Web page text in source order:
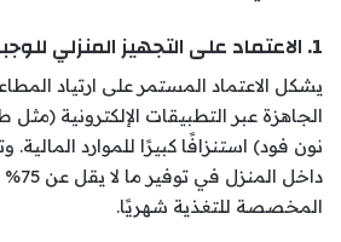
1. الاعتماد على التجهيز المنزلي للوجبات
يشكل الاعتماد المستمر على ارتياد
الجاهزة عبر التطبيقات الإلكترونية
نون فود) استنزافًا كبيرًا للموارد
داخل
المخصصة للتغذية شهريًا.